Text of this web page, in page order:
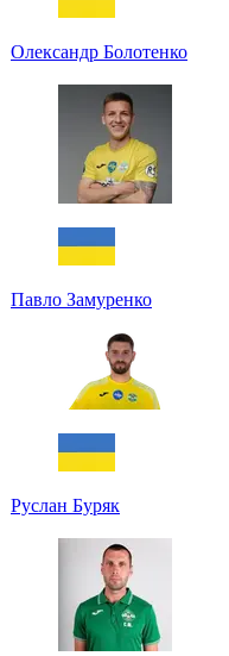
Олександр Болотенко
Павло Замуренко
Руслан Буряк